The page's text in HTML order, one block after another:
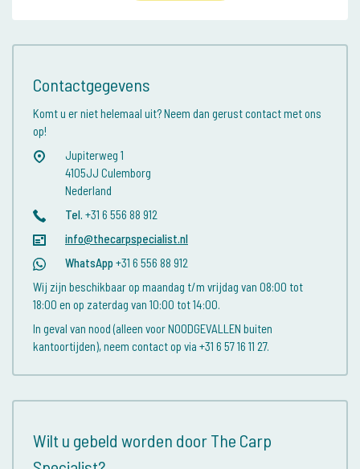
Contactgegevens
Komt u er niet helemaal uit? Neem dan gerust contact met ons
op!
Jupiterweg 1
4105JJ Culemborg
Nederland
Tel. +31 6 556 88 912
info@thecarpspecialist.nl
WhatsApp +31 6 556 88 912
Wij zijn beschikbaar op maandag t/m vrijdag van 08:00 tot
18:00 en op zaterdag van 10:00 tot 14:00.
In geval van nood (alleen voor NOODGEVALLEN buiten
kantoortijden), neem contact op via +31 6 57 16 11 27.
Wilt u gebeld worden door The Carp